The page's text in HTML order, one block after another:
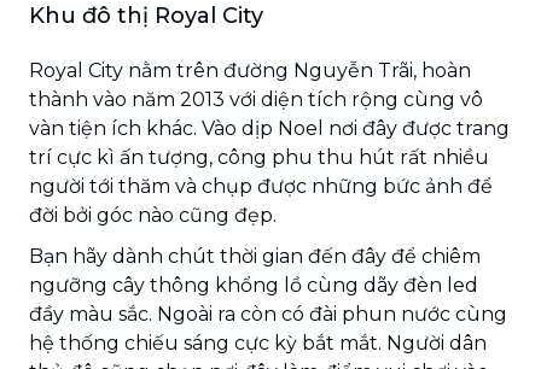
Khu đô thị Royal City
Royal City nằm trên đường Nguyễn Trãi, hoàn
thành vào năm 2013 với diện tích rộng cùng vô
vàn tiện ích khác. Vào dịp Noel nơi đây được trang
trí cực kì ấn tượng, công phu thu hút rất nhiều
người tới thăm và chụp được những bức ảnh để
đời bởi góc nào cũng đẹp.
Bạn hãy dành chút thời gian đến đây để chiêm
ngưỡng cây thông khổng lồ cùng dãy đèn led
đầy màu sắc. Ngoài ra còn có đài phun nước cùng
hệ thống chiếu sáng cực kỳ bắt mắt. Người dân